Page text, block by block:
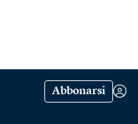
Abbonarsi